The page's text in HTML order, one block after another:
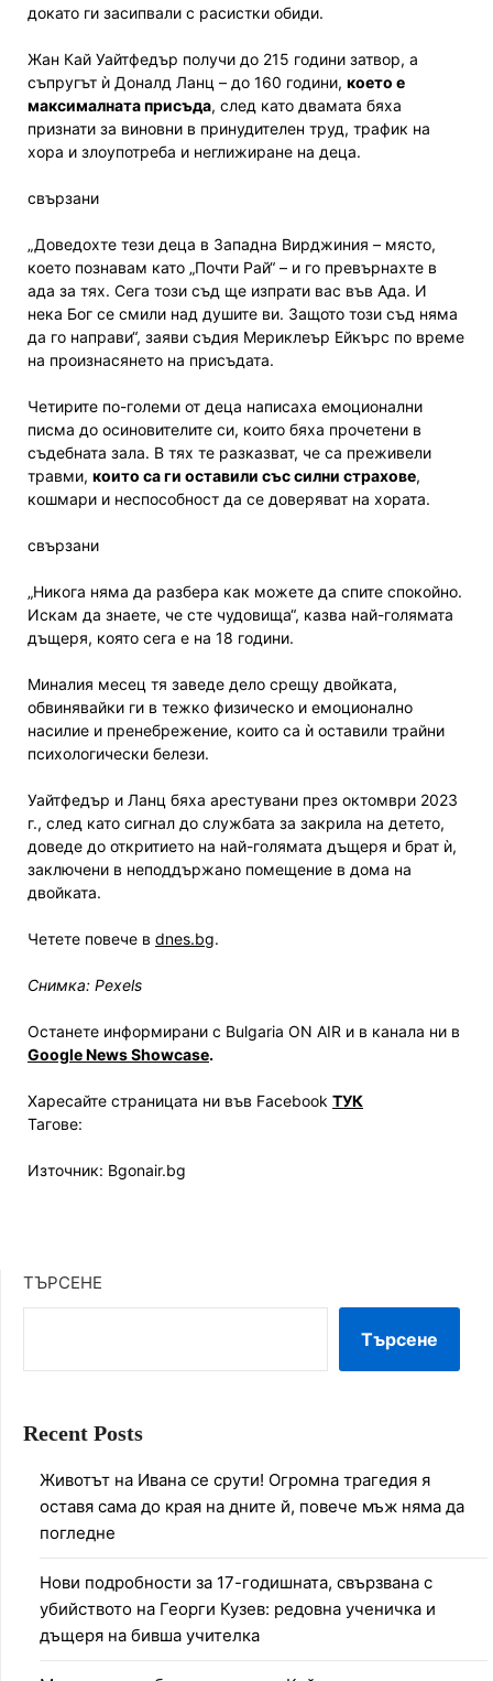
докато ги засипвали с расистки обиди.
Жан Кай Уайтфедър получи до 215 години затвор, а
съпругът ѝ Доналд Ланц – до 160 години, което е
максималната присъда, след като двамата бяха
признати за виновни в принудителен труд, трафик на
хора и злоупотреба и неглижиране на деца.
свързани
„Доведохте тези деца в Западна Вирджиния – място,
което познавам като „Почти Рай“ – и го превърнахте в
ада за тях. Сега този съд ще изпрати вас във Ада. И
нека Бог се смили над душите ви. Защото този съд няма
да го направи“, заяви съдия Мериклеър Ейкърс по време
на произнасянето на присъдата.
Четирите по-големи от деца написаха емоционални
писма до осиновителите си, които бяха прочетени в
съдебната зала. В тях те разказват, че са преживели
травми, които са ги оставили със силни страхове,
кошмари и неспособност да се доверяват на хората.
свързани
„Никога няма да разбера как можете да спите спокойно.
Искам да знаете, че сте чудовища“, казва най-голямата
дъщеря, която сега е на 18 години.
Миналия месец тя заведе дело срещу двойката,
обвинявайки ги в тежко физическо и емоционално
насилие и пренебрежение, които са ѝ оставили трайни
психологически белези.
Уайтфедър и Ланц бяха арестувани през октомври 2023
г., след като сигнал до службата за закрила на детето,
доведе до откритието на най-голямата дъщеря и брат ѝ,
заключени в неподдържано помещение в дома на
двойката.
Четете повече в dnes.bg.
Снимка: Pexels
Останете информирани с Bulgaria ON AIR и в канала ни в
Google News Showcase.
Харесайте страницата ни във Facebook ТУК
Тагове:
Източник: Bgonair.bg
ТЪРСЕНЕ
Търсене
Recent Posts
Животът на Ивана се срути! Огромна трагедия я
оставя сама до края на дните й, повече мъж няма да
погледне
Нови подробности за 17-годишната, свързвана с
убийството на Георги Кузев: редовна ученичка и
дъщеря на бивша учителка